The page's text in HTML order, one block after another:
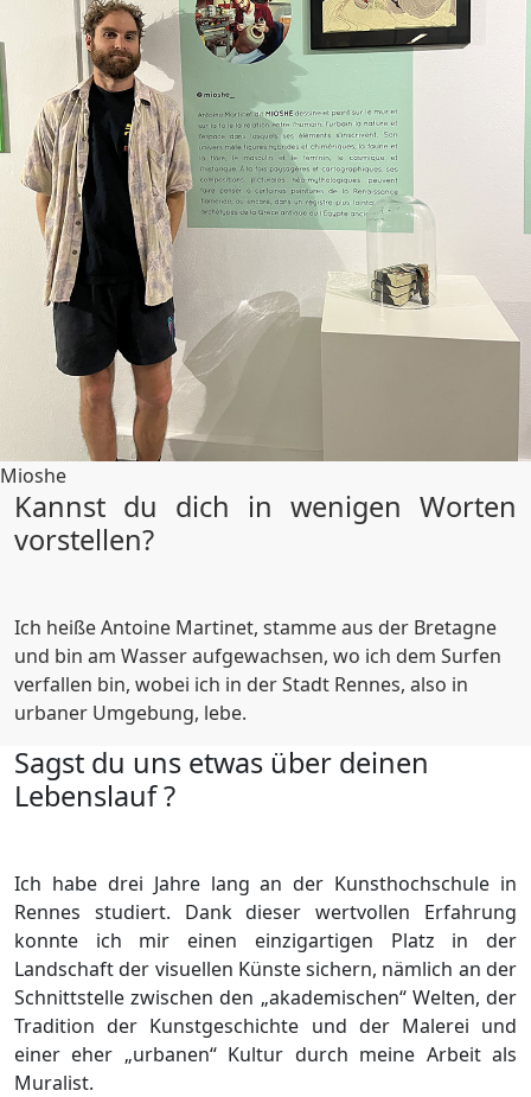
Mioshe
Kannst du dich in wenigen Worten
vorstellen?
Ich heiße Antoine Martinet, stamme aus der Bretagne
und bin am Wasser aufgewachsen, wo ich dem Surfen
verfallen bin, wobei ich in der Stadt Rennes, also in
urbaner Umgebung, lebe.
Sagst du uns etwas über deinen
Lebenslauf ?
Ich habe drei Jahre lang an der Kunsthochschule in
Rennes studiert. Dank dieser wertvollen Erfahrung
konnte ich mir einen einzigartigen Platz in der
Landschaft der visuellen Künste sichern, nämlich an der
Schnittstelle zwischen den „akademischen“ Welten, der
Tradition der Kunstgeschichte und der Malerei und
einer eher „urbanen“ Kultur durch meine Arbeit als
Muralist.